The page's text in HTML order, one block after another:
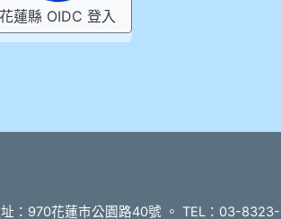
花蓮縣 OIDC 登入
：970花蓮市公園路40號 。 TEL：03-